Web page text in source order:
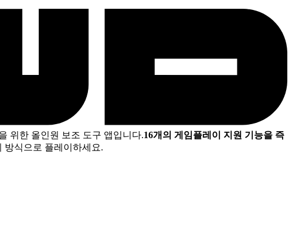
위한 올인원 보조 도구 앱입니다.16개의 게임플레이 지원 기능을 즉
식으로 플레이하세요.